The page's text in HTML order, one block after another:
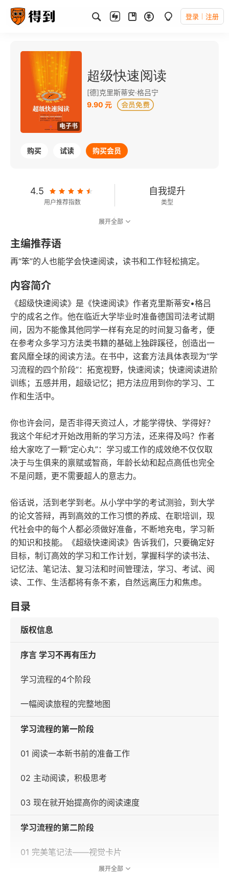
登录 注册
电子书
超级快速阅读
[德]克里斯蒂安·格吕宁
9.90 元
购买 试读 购买会员
4.5
用户推荐指数
自我提升
类型
115千字
字数
2015-08-01
发行日期
展开全部
主编推荐语
再“笨”的人也能学会快速阅读，读书和工作轻松搞定。
内容简介
《超级快速阅读》是《快速阅读》作者克里斯蒂安•格吕
宁的成名之作。他在临近大学毕业时准备德国司法考试期
间，因为不能像其他同学一样有充足的时间复习备考，便
在参考众多学习方法类书籍的基础上独辟蹊径，创造出一
套风靡全球的阅读方法。在书中，这套方法具体表现为“学
习流程的四个阶段”：拓宽视野，快速阅读；快速阅读进阶
训练；五感并用，超级记忆；把方法应用到你的学习、工
作和生活中。
你也许会问，是否非得天资过人，才能学得快、学得好？
我这个年纪才开始改用新的学习方法，还来得及吗？作者
给大家吃了一颗“定心丸”：学习或工作的成效绝不仅仅取
决于与生俱来的禀赋或智商，年龄长幼和起点高低也完全
不是问题，更不需要超人的意志力。
俗话说，活到老学到老。从小学中学的考试测验，到大学
的论文答辩，再到高效的工作习惯的养成、在职培训，现
代社会中的每个人都必须做好准备，不断地充电，学习新
的知识和技能。《超级快速阅读》告诉我们，只要确定好
目标，制订高效的学习和工作计划，掌握科学的读书法、
记忆法、笔记法、复习法和时间管理法，学习、考试、阅
读、工作、生活都将有条不紊，自然远离压力和焦虑。
目录
版权信息
序言 学习不再有压力
学习流程的4个阶段
一幅阅读旅程的完整地图
学习流程的第一阶段
01 阅读一本新书前的准备工作
02 主动阅读，积极思考
03 现在就开始提高你的阅读速度
学习流程的第二阶段
01 完美笔记法——视觉卡片
展开全部